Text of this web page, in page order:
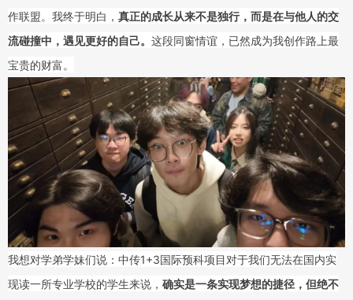
作联盟。我终于明白， 真正的成长从来不是独行，而是在与他人的交
流碰撞中，遇见更好的自己。 这段同窗情谊，已然成为我创作路上最
宝贵的财富。
我想对学弟学妹们说：中传1+3国际预科项目对于我们无法在国内实
现读一所专业学校的学生来说， 确实是一条实现梦想的捷径，但绝不